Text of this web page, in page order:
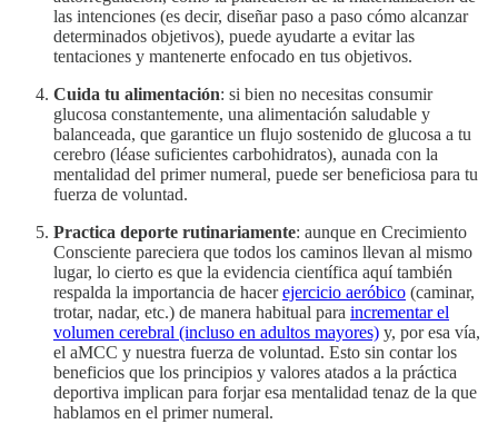
las intenciones (es decir, diseñar paso a paso cómo alcanzar
determinados objetivos), puede ayudarte a evitar las
tentaciones y mantenerte enfocado en tus objetivos.
Cuida tu alimentación: si bien no necesitas consumir
glucosa constantemente, una alimentación saludable y
balanceada, que garantice un flujo sostenido de glucosa a tu
cerebro (léase suficientes carbohidratos), aunada con la
mentalidad del primer numeral, puede ser beneficiosa para tu
fuerza de voluntad.
Practica deporte rutinariamente: aunque en Crecimiento
Consciente pareciera que todos los caminos llevan al mismo
lugar, lo cierto es que la evidencia científica aquí también
respalda la importancia de hacerejercicio aeróbico (caminar,
trotar, nadar, etc.) de manera habitual para incrementar el
volumen cerebral (incluso en adultos mayores) y, por esa vía,
el aMCC y nuestra fuerza de voluntad. Esto sin contar los
beneficios que los principios y valores atados a la práctica
deportiva implican para forjar esa mentalidad tenaz de la que
hablamos en el primer numeral.